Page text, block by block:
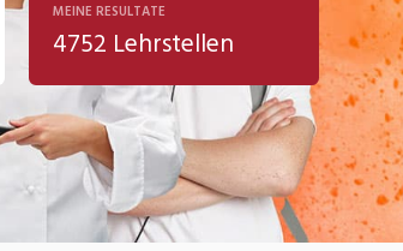
MEINE RESULTATE
4752 Lehrstellen